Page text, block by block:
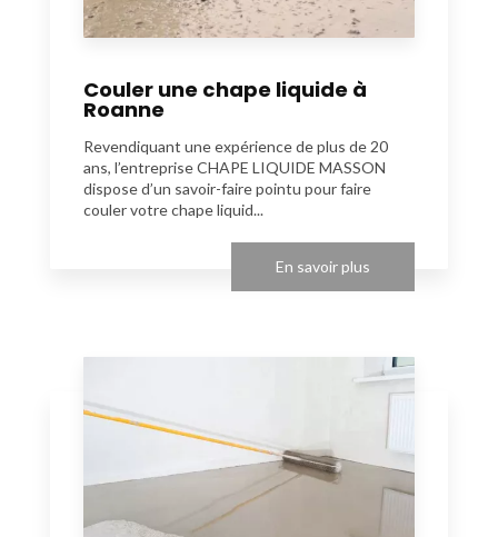
Couler une chape liquide à
Roanne
Revendiquant une expérience de plus de 20
ans, l’entreprise CHAPE LIQUIDE MASSON
dispose d’un savoir-faire pointu pour faire
couler votre chape liquid...
En savoir plus